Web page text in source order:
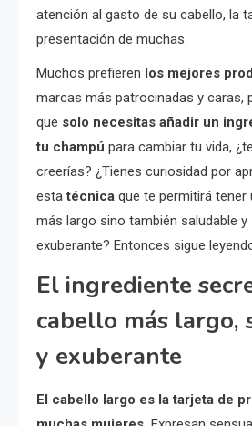
atención al gasto de su cabello, la
presentación de muchas.
Muchos prefieren los mejores
marcas más patrocinadas y caras,
que solo necesitas añadir un
tu champú para cambiar tu vida,
creerías? ¿Tienes curiosidad por
estatécnica que te permitirá tener
más largo sino también saludable y
exuberante? Entonces sigue
El ingrediente
cabello más largo,
y exuberante
El cabello largo es la tarjeta de